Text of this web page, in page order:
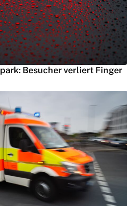
Besucher verliert Finger